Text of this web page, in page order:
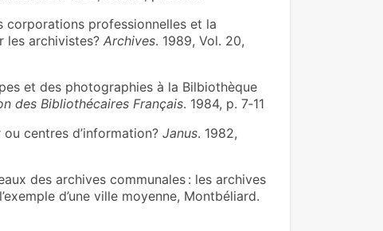
corporations professionnelles et la
les archivistes? Archives. 1989, Vol. 20,
et des photographies à la Bilbiothèque
des Bibliothécaires Français. 1984, p. 7‑11
centres d’information? Janus. 1982,
des archives communales : les archives
d’une ville moyenne, Montbéliard.